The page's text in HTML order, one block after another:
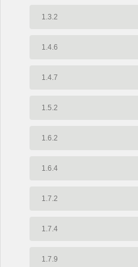
1.3.2
1.4.6
1.4.7
1.5.2
1.6.2
1.6.4
1.7.2
1.7.4
1.7.9